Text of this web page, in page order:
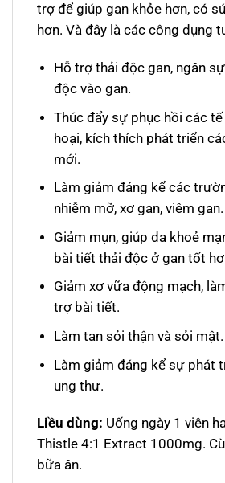
trợ để giúp gan khỏe hơn, có
hơn. Và đây là các công dụng
Hỗ trợ thải độc gan, ngăn
độc vào gan.
Thúc đẩy sự phục hồi các
hoại, kích thích phát triển
mới.
Làm giảm đáng kể các
nhiễm mỡ, xơ gan, viêm gan.
Giảm mụn, giúp da khoẻ
bài tiết thải độc ở gan tốt
Giảm xơ vữa động mạch,
trợ bài tiết.
Làm tan sỏi thận và sỏi mật.
Làm giảm đáng kể sự phát
ung thư.
Liều dùng: Uống ngày 1 viên
Thistle 4:1 Extract 1000mg.
bữa ăn.